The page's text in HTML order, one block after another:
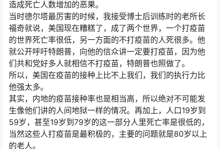
造成死亡人数增加的恶果。
当时德尔塔最厉害的时候，我接受博士后训练时的老所长
福奇就说，美国现在糟糕了，成了两个世界，一个打疫苗
的世界死亡率很低，另一方面的不打疫苗的人死很多。他
就公开呼吁特朗普，向他的信众讲一定要打疫苗，因为他
们共和党好多人就相信不打疫苗，特朗普也照做了。
所以，美国在疫苗的接种上比不上我们，我们的执行力比
他强太多。
其实，内地的疫苗接种率也是相当高，所以绝对不可能发
生像他们讲的人间地狱一样的情况。再加上，人口19岁到
59岁，甚至19岁到79岁的这一部分人里死亡率是很低的，
当然这些人打疫苗是最积极的，主要的问题就是80岁以上
的老人。